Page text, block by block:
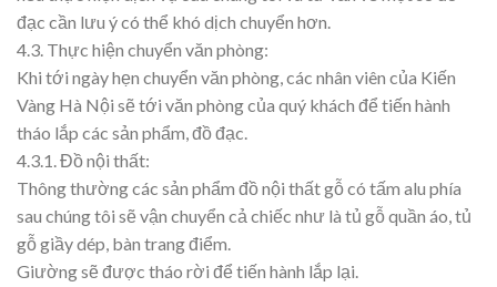
đạc cần lưu ý có thể khó dịch chuyển hơn.
4.3. Thực hiện chuyển văn phòng:
Khi tới ngày hẹn chuyển văn phòng, các nhân viên của Kiến
Vàng Hà Nội sẽ tới văn phòng của quý khách để tiến hành
tháo lắp các sản phẩm, đồ đạc.
4.3.1. Đồ nội thất:
Thông thường các sản phẩm đồ nội thất gỗ có tấm alu phía
sau chúng tôi sẽ vận chuyển cả chiếc như là tủ gỗ quần áo, tủ
gỗ giầy dép, bàn trang điểm.
Giường sẽ được tháo rời để tiến hành lắp lại.